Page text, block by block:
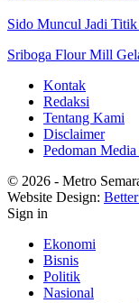
Sido Muncul Jadi
Sriboga Flour Mill
Kontak
Redaksi
Tentang Kami
Disclaimer
Pedoman Media
© 2026 - Metro
Website Design:
Sign in
Ekonomi
Bisnis
Politik
Nasional